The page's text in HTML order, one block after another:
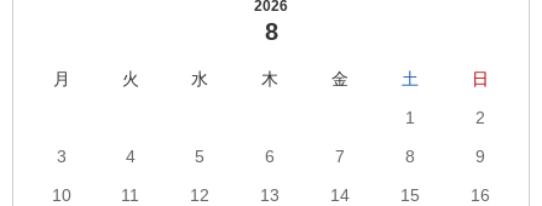
2026
8
月 火 水 木 金 土
日
1
2
3
4 5 6 7 8
9
10
11 12 13 14 15
16